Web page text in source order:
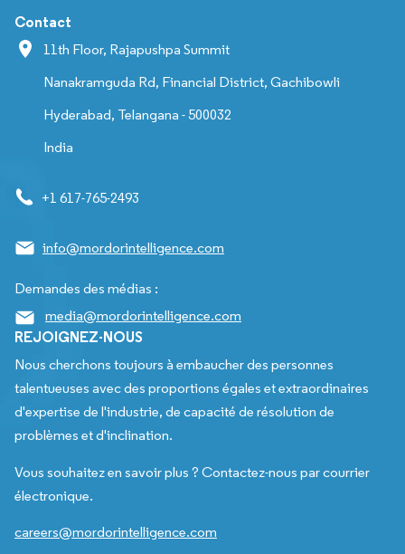
Contact
11th Floor, Rajapushpa Summit
Nanakramguda Rd, Financial District, Gachibowli
Hyderabad, Telangana - 500032
India
+1 617-765-2493
info@mordorintelligence.com
Demandes des médias :
media@mordorintelligence.com
REJOIGNEZ-NOUS
Nous cherchons toujours à embaucher des personnes
talentueuses avec des proportions égales et extraordinaires
d'expertise de l'industrie, de capacité de résolution de
problèmes et d'inclination.
Vous souhaitez en savoir plus ? Contactez-nous par courrier
électronique.
careers@mordorintelligence.com